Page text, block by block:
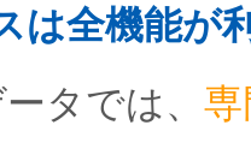
は全機能が
タでは、